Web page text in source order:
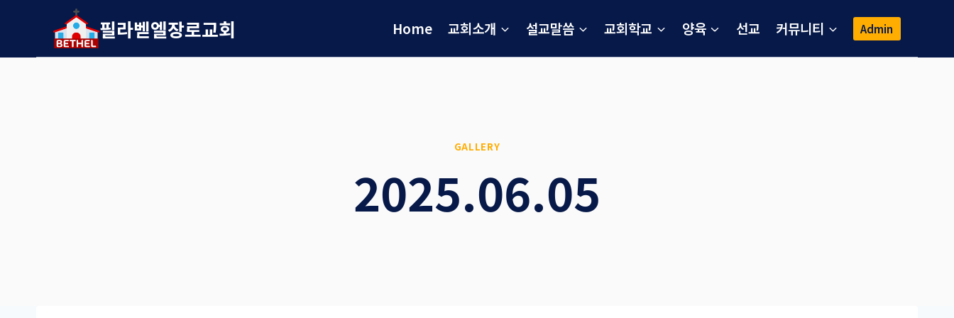
content
필라벧엘장로교회 Home 교회소개 설교말씀 교회학교 양육 선교 커뮤니티 Admin
GALLERY
2025.06.05